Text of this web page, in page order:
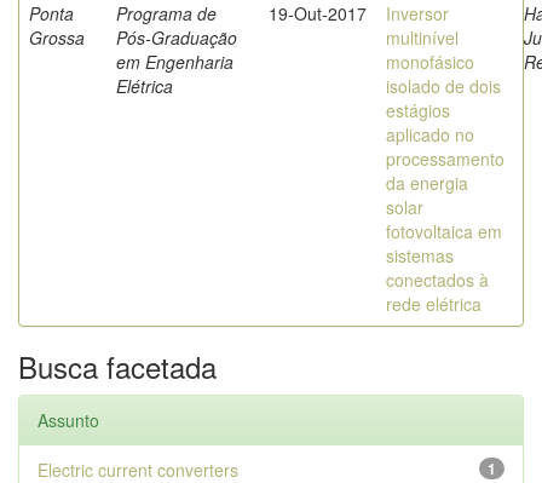
Ponta
Grossa
Programa de
Pós-Graduação
em Engenharia
Elétrica
19-Out-2017
Inversor
multinível
monofásico
isolado de dois
estágios
aplicado no
processamento
da energia
solar
fotovoltaica em
sistemas
conectados à
rede elétrica
Busca facetada
Assunto
1
Electric current converters